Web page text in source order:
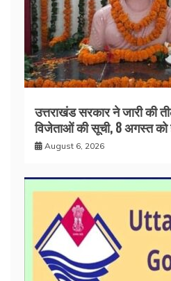
उत्तराखंड सरकार ने जारी की
विजेताओं की सूची, 8 अगस्त को
August 6, 2026